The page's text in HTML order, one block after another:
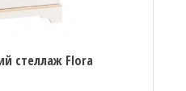
стеллаж Flora